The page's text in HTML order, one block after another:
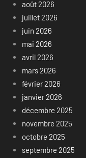
août 2026
juillet 2026
juin 2026
mai 2026
avril 2026
mars 2026
février 2026
janvier 2026
décembre 2025
novembre 2025
octobre 2025
septembre 2025